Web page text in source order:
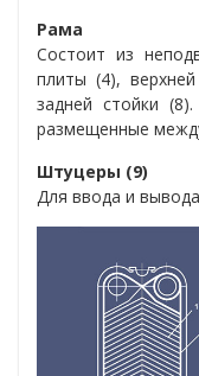
Рама
Состоит из
плиты (4),
задней стойки
размещенные
Штуцеры (9)
Для ввода и